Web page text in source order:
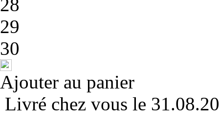
28
29
30
Ajouter au panier
Livré chez vous le